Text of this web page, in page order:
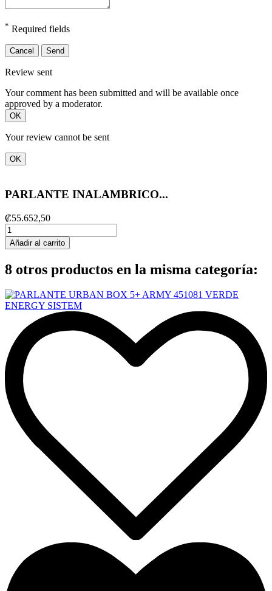
* Required fields
Cancel Send
Review sent
Your comment has been submitted and will be available once
approved by a moderator.
OK
Your review cannot be sent
OK
PARLANTE INALAMBRICO...
₡55.652,50
Añadir al carrito
8 otros productos en la misma categoría: